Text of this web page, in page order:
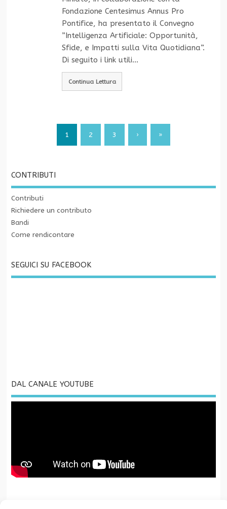
Fondazione Centesimus Annus Pro
Pontifice, ha presentato il Convegno
”Intelligenza Artificiale: Opportunità,
Sfide, e Impatti sulla Vita Quotidiana”.
Di seguito i link utili…
Continua Lettura
1 2 3 › »
CONTRIBUTI
Contributi
Richiedere un contributo
Bandi
Come rendicontare
SEGUICI SU FACEBOOK
DAL CANALE YOUTUBE